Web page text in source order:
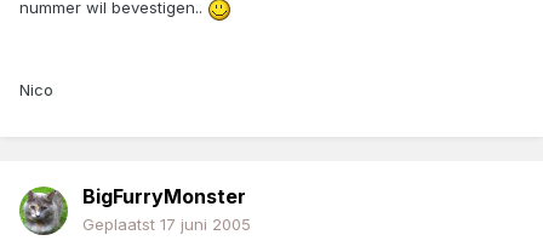
nummer wil bevestigen..
Nico
BigFurryMonster
Geplaatst 17 juni 2005